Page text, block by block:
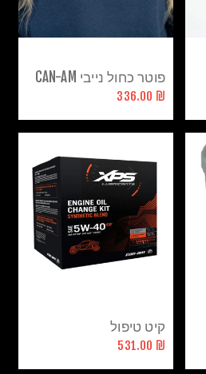
פוטר כחול נייבי CAN-AM
₪ 336.00
קיט טיפול
₪ 531.00